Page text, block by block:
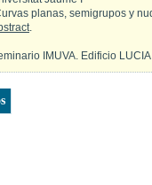
planas, semigrupos y
.
IMUVA. Edificio LUCIA